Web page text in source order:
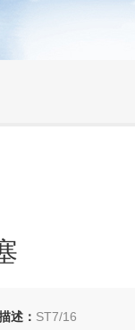
述： ST7/16